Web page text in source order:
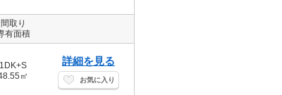
間取り
有面積
1DK+S
㎡
詳細を見る
お気に入り